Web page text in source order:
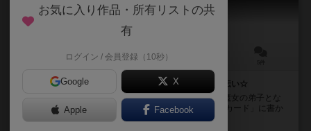
10～15分
正しく置いてどんどん出荷！忙しい魔女の工場をお手伝い☆
あなたは森の中のボードゲーム工場で、職人の妖精や魔女の弟子とな
り、お仕事することになりました！ 受注した「設計図カード」に書か
れた「つくるタイル」を手元から探して「工場ボー...
お気に入り作品・所有リストの共
有
ログイン / 会員登録（10秒）
Google X
Apple Facebook